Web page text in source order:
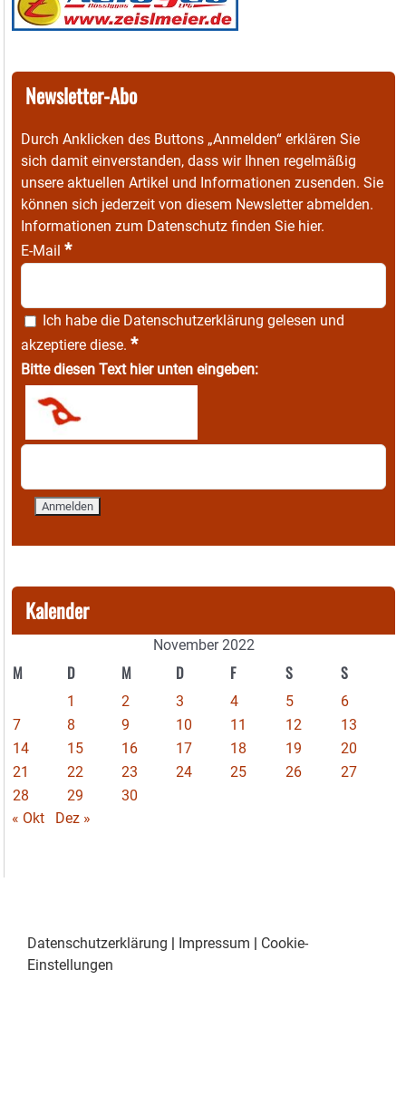
Newsletter-Abo
Durch Anklicken des Buttons „Anmelden“ erklären Sie
sich damit einverstanden, dass wir Ihnen regelmäßig
unsere aktuellen Artikel und Informationen zusenden. Sie
können sich jederzeit von diesem Newsletter abmelden.
Informationen zum Datenschutz finden Sie hier.
E-Mail *
Ich habe die Datenschutzerklärung gelesen und
akzeptiere diese. *
Bitte diesen Text hier unten eingeben:
Kalender
November 2022
M D M D F S S
1 2 3 4 5
6
7
8 9 10 11 12
13
14
15 16 17 18 19
20
21
22 23 24 25 26
27
28
29
30
« Okt
Dez »
Datenschutzerklärung Impressum
Cookie-
Einstellungen